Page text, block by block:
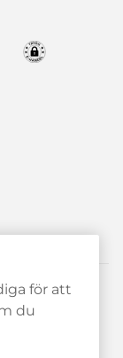
gärna!
för att
du